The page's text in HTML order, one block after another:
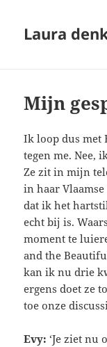
Laura
Mijn
Ik loop dus met
tegen me. Nee,
Ze zit in mijn
in haar
dat ik het
echt bij is.
moment te
and the
kan ik nu drie
ergens doet ze
toe onze
Evy: ‘Je ziet nu